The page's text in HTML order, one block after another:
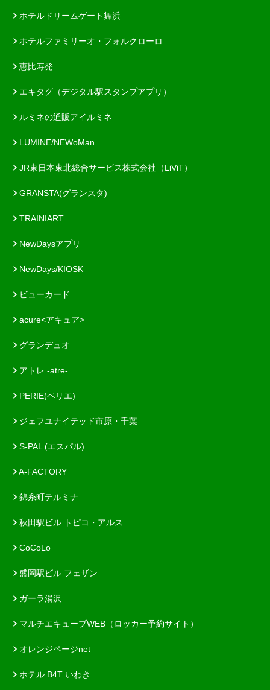
ホテルドリームゲート舞浜
ホテルファミリーオ・フォルクローロ
恵比寿発
エキタグ（デジタル駅スタンプアプリ）
ルミネの通販アイルミネ
LUMINE/NEWoMan
JR東日本東北総合サービス株式会社（LiViT）
GRANSTA(グランスタ)
TRAINIART
NewDaysアプリ
NewDays/KIOSK
ビューカード
acure<アキュア>
グランデュオ
アトレ -atre-
PERIE(ペリエ)
ジェフユナイテッド市原・千葉
S-PAL (エスパル)
A-FACTORY
錦糸町テルミナ
秋田駅ビル トピコ・アルス
CoCoLo
盛岡駅ビル フェザン
ガーラ湯沢
マルチエキューブWEB（ロッカー予約サイト）
オレンジページnet
ホテル B4T いわき